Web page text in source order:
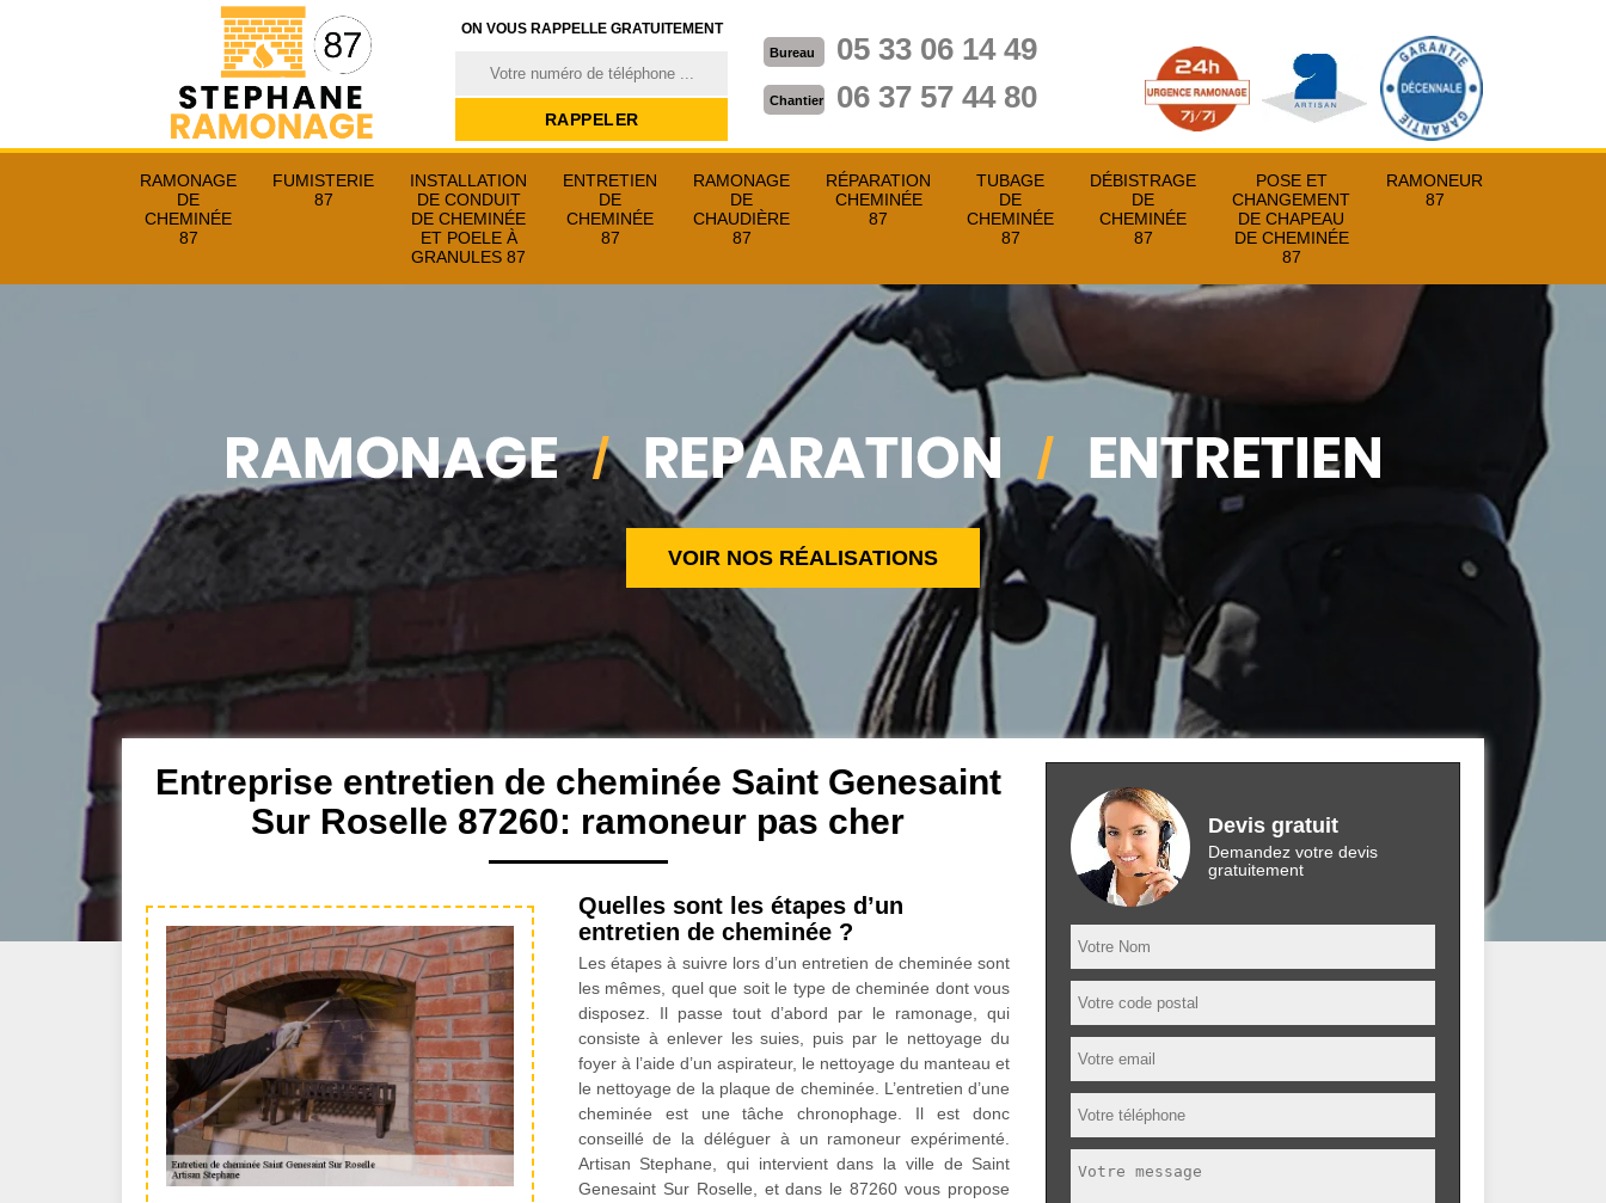
ON VOUS RAPPELLE GRATUITEMENT
Bureau 05 33 06 14 49
Chantier 06 37 57 44 80
RAMONAGE
DE
CHEMINÉE
87
FUMISTERIE
87
INSTALLATION
DE CONDUIT
DE CHEMINÉE
ET POELE À
GRANULES 87
ENTRETIEN
DE
CHEMINÉE
87
RAMONAGE
DE
CHAUDIÈRE
87
RÉPARATION
CHEMINÉE
87
TUBAGE
DE
CHEMINÉE
87
DÉBISTRAGE
DE
CHEMINÉE
87
POSE ET
CHANGEMENT
DE CHAPEAU
DE CHEMINÉE
87
RAMONEUR
87
VOIR NOS RÉALISATIONS
Entreprise entretien de cheminée Saint Genesaint
Sur Roselle 87260: ramoneur pas cher
Quelles sont les étapes d’un
entretien de cheminée ?
Les étapes à suivre lors d’un entretien de cheminée sont
les mêmes, quel que soit le type de cheminée dont vous
disposez. Il passe tout d’abord par le ramonage, qui
consiste à enlever les suies, puis par le nettoyage du
foyer à l’aide d’un aspirateur, le nettoyage du manteau et
le nettoyage de la plaque de cheminée. L’entretien d’une
cheminée est une tâche chronophage. Il est donc
conseillé de la déléguer à un ramoneur expérimenté.
Artisan Stephane, qui intervient dans la ville de Saint
Genesaint Sur Roselle, et dans le 87260 vous propose
Devis gratuit
Demandez votre devis
gratuitement